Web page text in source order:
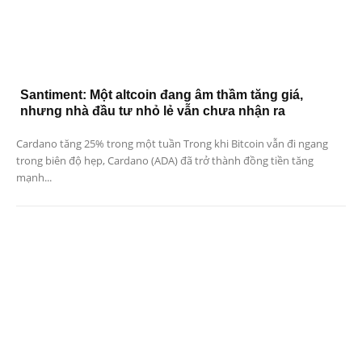
Santiment: Một altcoin đang âm thầm tăng giá,
nhưng nhà đầu tư nhỏ lẻ vẫn chưa nhận ra
Cardano tăng 25% trong một tuần Trong khi Bitcoin vẫn đi ngang
trong biên độ hẹp, Cardano (ADA) đã trở thành đồng tiền tăng
mạnh...